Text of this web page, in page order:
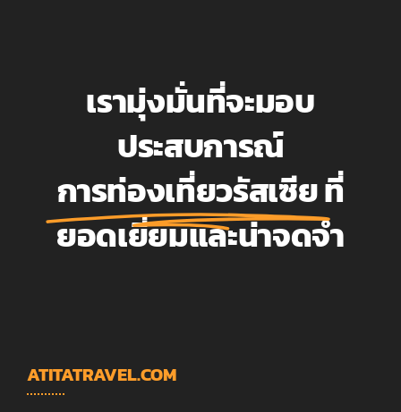
เรามุ่งมั่นที่จะมอบ
ประสบการณ์
การท่องเที่ยวรัสเซียที่
ยอดเยี่ยมและน่าจดจำ
ATITATRAVEL.COM